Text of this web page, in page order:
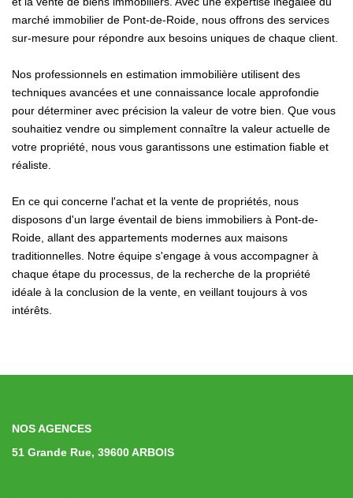
marché immobilier de Pont-de-Roide, nous offrons des services
sur-mesure pour répondre aux besoins uniques de chaque client.
Nos professionnels en estimation immobilière utilisent des
techniques avancées et une connaissance locale approfondie
pour déterminer avec précision la valeur de votre bien. Que vous
souhaitiez vendre ou simplement connaître la valeur actuelle de
votre propriété, nous vous garantissons une estimation fiable et
réaliste.
En ce qui concerne l'achat et la vente de propriétés, nous
disposons d'un large éventail de biens immobiliers à Pont-de-
Roide, allant des appartements modernes aux maisons
traditionnelles. Notre équipe s'engage à vous accompagner à
chaque étape du processus, de la recherche de la propriété
idéale à la conclusion de la vente, en veillant toujours à vos
intérêts.
NOS AGENCES
51 Grande Rue, 39600 ARBOIS